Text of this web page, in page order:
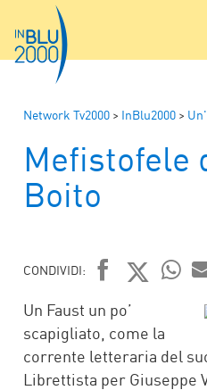
Network Tv2000 > InBlu2000 >
Mefistofele
Boito
CONDIVIDI:
FACEBOOK
Un Faust un po’
scapigliato, come la
corrente letteraria del
Librettista per Giuseppe